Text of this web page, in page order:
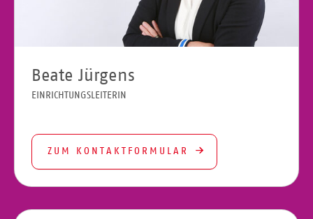
Beate Jürgens
EINRICHTUNGSLEITERIN
ZUM KONTAKTFORMULAR